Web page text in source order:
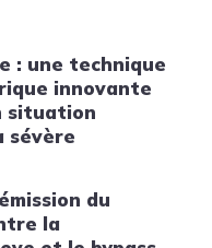
: une technique
innovante
situation
sévère
du
la